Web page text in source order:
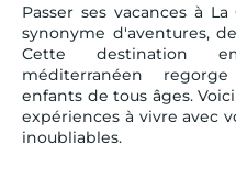
Passer ses vacances à
synonyme d'aventures,
Cette destination
méditerranéen
enfants de tous âges.
expériences à vivre avec
inoubliables.